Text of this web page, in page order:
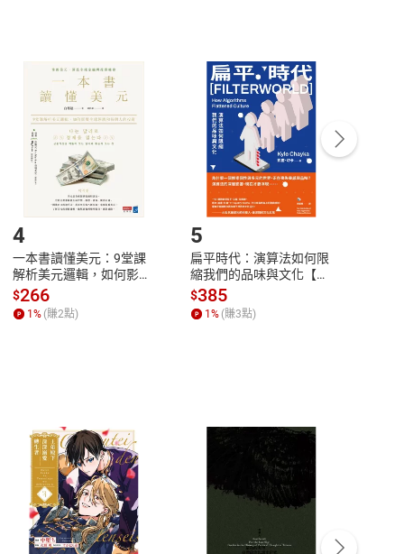
點選「瀏覽訂單明細」 「申請取消訂單/退
貨。
付款方式
Payment
完成訂單
Complete
號，下載書籍後看書
客服資訊
4
一本書讀懂美元：9堂課
解析美元邏輯，如何影響
全球經濟和每個人的投資
【電子書】
$266
1% (賺2點)
5
扁平時代：演算法如何限
縮我們的品味與文化【電
子書】
$385
1% (賺3點)